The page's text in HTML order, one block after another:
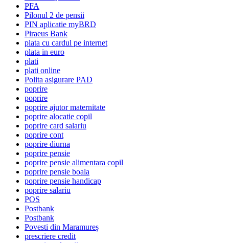
PFA
Pilonul 2 de pensii
PIN aplicatie myBRD
Piraeus Bank
plata cu cardul pe internet
plata in euro
plati
plati online
Polita asigurare PAD
poprire
poprire
poprire ajutor maternitate
poprire alocatie copil
poprire card salariu
poprire cont
poprire diurna
poprire pensie
poprire pensie alimentara copil
poprire pensie boala
poprire pensie handicap
poprire salariu
POS
Postbank
Postbank
Povesti din Maramureș
prescriere credit